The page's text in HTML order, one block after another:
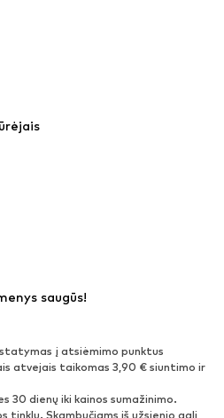
Išskirtiniai
saugūs!
į atsiėmimo punktus
atvejais taikomas 3,90 € siuntimo ir
30 dienų iki kainos sumažinimo.
tinklų. Skambučiams iš užsienio gali